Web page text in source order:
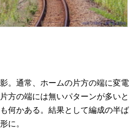
。通常、ホームの片方の端に変電
方の端には無いパターンが多いと
何かある。結果として編成の半ば
に。